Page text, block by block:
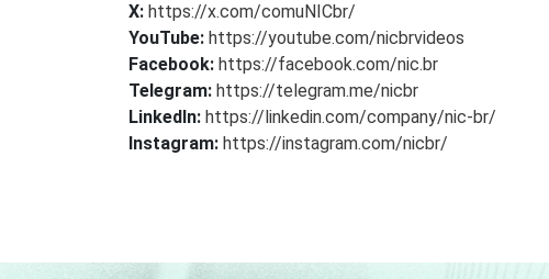
X: https://x.com/comuNICbr/
YouTube: https://youtube.com/nicbrvideos
Facebook: https://facebook.com/nic.br
Telegram: https://telegram.me/nicbr
LinkedIn: https://linkedin.com/company/nic-br/
Instagram: https://instagram.com/nicbr/